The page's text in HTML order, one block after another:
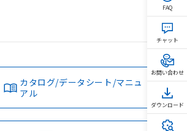
カタログ/データシート/マニュ
アル
FAQ
チャット
お問い合わせ
ダウンロード